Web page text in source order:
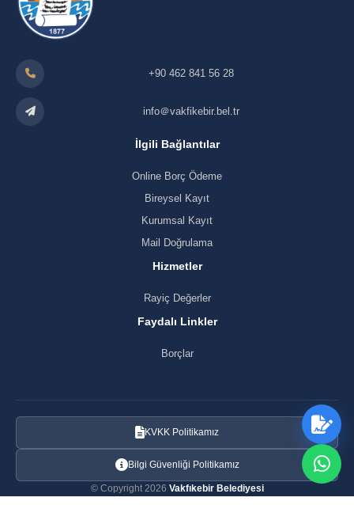
+90 462 841 56 28
info＠vakfikebir.bel.tr
İlgili Bağlantılar
Online Borç Ödeme
Bireysel Kayıt
Kurumsal Kayıt
Mail Doğrulama
Hizmetler
Rayiç Değerler
Faydalı Linkler
Borçlar
KVKK Politikamız
Bilgi Güvenliği Politikamız
© Copyright 2026 Vakfıkebir Belediyesi